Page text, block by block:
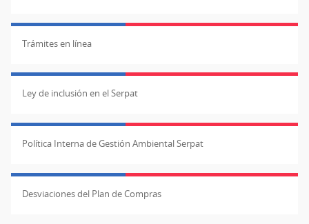
Trámites en línea
Ley de inclusión en el Serpat
Política Interna de Gestión Ambiental Serpat
Desviaciones del Plan de Compras